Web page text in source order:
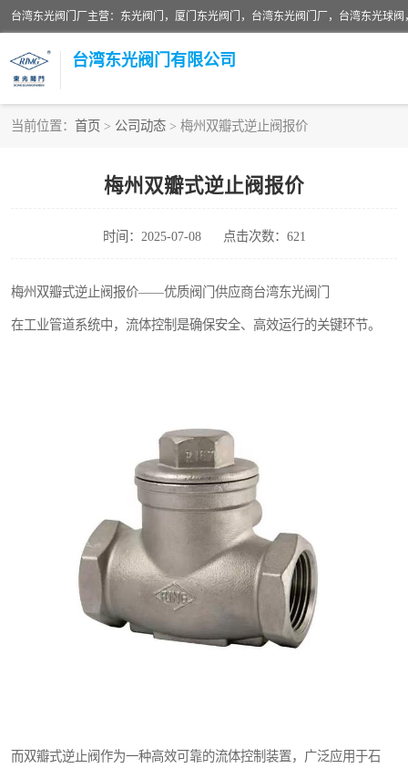
台湾东光阀门厂主营：东光阀门，厦门东光阀门，台湾东光阀门厂，台湾东光球
台湾东光阀门有限公司
当前位置： 首页 > 公司动态 > 梅州双瓣式逆止阀报价
梅州双瓣式逆止阀报价
时间：2025-07-08 点击次数：621
梅州双瓣式逆止阀报价——优质阀门供应商台湾东光阀门
在工业管道系统中，流体控制是确保安全、高效运行的关键环节。
而双瓣式逆止阀作为一种高效可靠的流体控制装置，广泛应用于石
东光升杆式闸阀
台湾东光水利控制阀
东光电动阀